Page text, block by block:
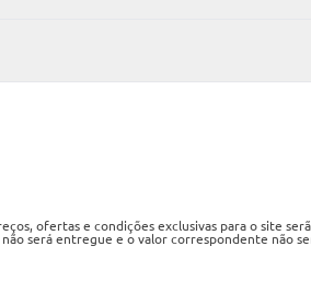
ofertas e condições exclusivas para o site
será entregue e o valor correspondente não